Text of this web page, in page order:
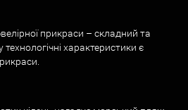
прикраси – складний та
характеристики є